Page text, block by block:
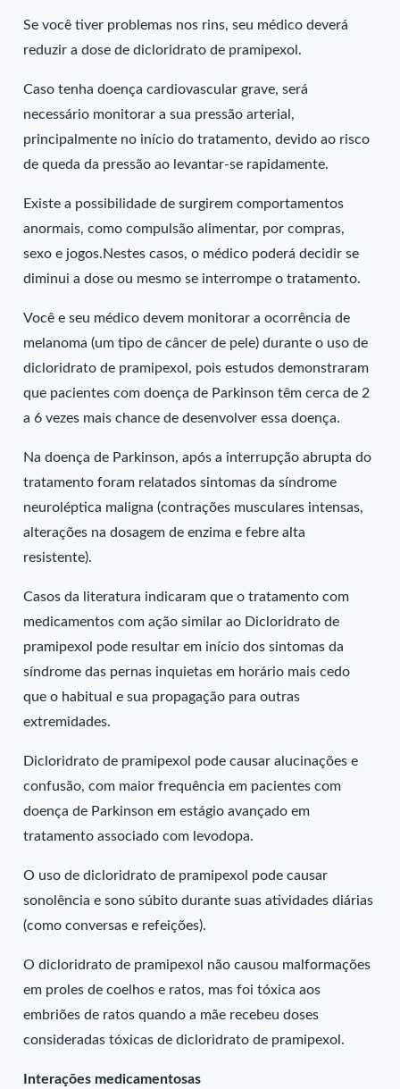
Se você tiver problemas nos rins, seu médico deverá
reduzir a dose de dicloridrato de pramipexol.
Caso tenha doença cardiovascular grave, será
necessário monitorar a sua pressão arterial,
principalmente no início do tratamento, devido ao risco
de queda da pressão ao levantar-se rapidamente.
Existe a possibilidade de surgirem comportamentos
anormais, como compulsão alimentar, por compras,
sexo e jogos.Nestes casos, o médico poderá decidir se
diminui a dose ou mesmo se interrompe o tratamento.
Você e seu médico devem monitorar a ocorrência de
melanoma (um tipo de câncer de pele) durante o uso de
dicloridrato de pramipexol, pois estudos demonstraram
que pacientes com doença de Parkinson têm cerca de 2
a 6 vezes mais chance de desenvolver essa doença.
Na doença de Parkinson, após a interrupção abrupta do
tratamento foram relatados sintomas da síndrome
neuroléptica maligna (contrações musculares intensas,
alterações na dosagem de enzima e febre alta
resistente).
Casos da literatura indicaram que o tratamento com
medicamentos com ação similar ao Dicloridrato de
pramipexol pode resultar em início dos sintomas da
síndrome das pernas inquietas em horário mais cedo
que o habitual e sua propagação para outras
extremidades.
Dicloridrato de pramipexol pode causar alucinações e
confusão, com maior frequência em pacientes com
doença de Parkinson em estágio avançado em
tratamento associado com levodopa.
O uso de dicloridrato de pramipexol pode causar
sonolência e sono súbito durante suas atividades diárias
(como conversas e refeições).
O dicloridrato de pramipexol não causou malformações
em proles de coelhos e ratos, mas foi tóxica aos
embriões de ratos quando a mãe recebeu doses
consideradas tóxicas de dicloridrato de pramipexol.
Interações medicamentosas